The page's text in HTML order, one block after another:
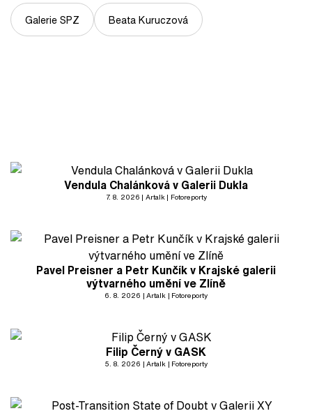
Galerie SPZ Beata Kuruczová
Vendula Chalánková v Galerii Dukla
7. 8. 2026 Artalk Fotoreporty
Pavel Preisner a Petr Kunčík v Krajské galerii
výtvarného umění ve Zlíně
6. 8. 2026 Artalk Fotoreporty
Filip Černý v GASK
5. 8. 2026 Artalk Fotoreporty